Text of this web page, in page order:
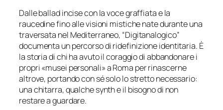
Dalle ballad incise con la voce graffiata e la
raucedine fino alle visioni mistiche nate durante una
traversata nel Mediterraneo, “Digitanalogico”
documenta un percorso di ridefinizione identitaria. È
la storia di chi ha avuto il coraggio di abbandonare i
propri «musei personali» a Roma per rinascerne
altrove, portando con sé solo lo stretto necessario:
una chitarra, qualche synth e il bisogno di non
restare a guardare.